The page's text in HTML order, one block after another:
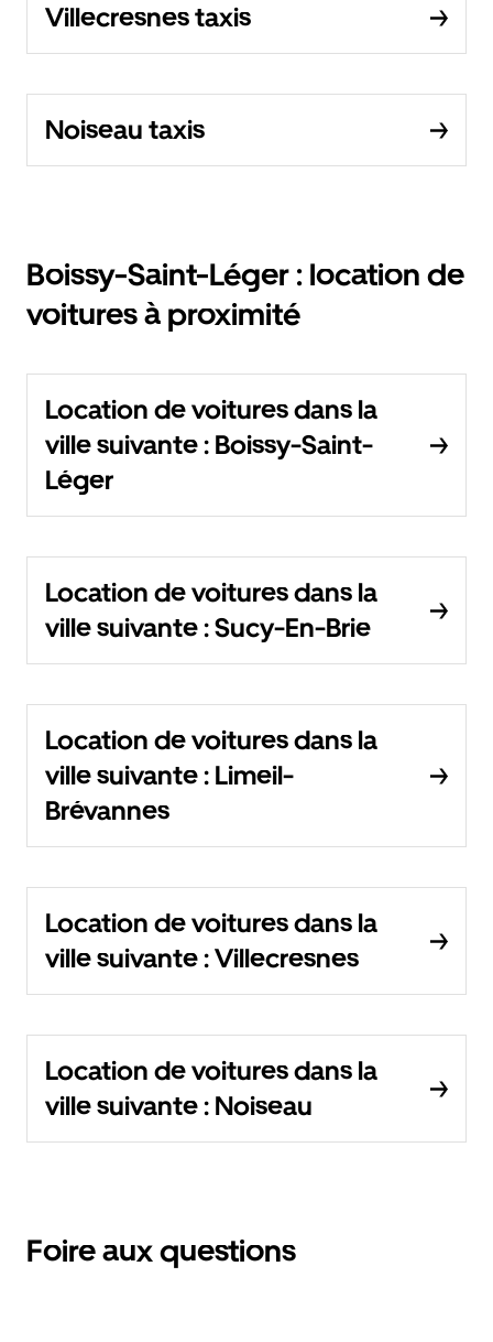
Villecresnes taxis
Noiseau taxis
Boissy-Saint-Léger : location de
voitures à proximité
Location de voitures dans la
ville suivante : Boissy-Saint-
Léger
Location de voitures dans la
ville suivante : Sucy-En-Brie
Location de voitures dans la
ville suivante : Limeil-
Brévannes
Location de voitures dans la
ville suivante : Villecresnes
Location de voitures dans la
ville suivante : Noiseau
Foire aux questions